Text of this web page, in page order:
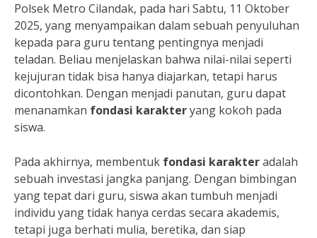
Polsek Metro Cilandak, pada hari Sabtu, 11 Oktober
2025, yang menyampaikan dalam sebuah penyuluhan
kepada para guru tentang pentingnya menjadi
teladan. Beliau menjelaskan bahwa nilai-nilai seperti
kejujuran tidak bisa hanya diajarkan, tetapi harus
dicontohkan. Dengan menjadi panutan, guru dapat
menanamkan fondasi karakteryang kokoh pada
siswa.
Pada akhirnya, membentuk fondasi karakteradalah
sebuah investasi jangka panjang. Dengan bimbingan
yang tepat dari guru, siswa akan tumbuh menjadi
individu yang tidak hanya cerdas secara akademis,
tetapi juga berhati mulia, beretika, dan siap